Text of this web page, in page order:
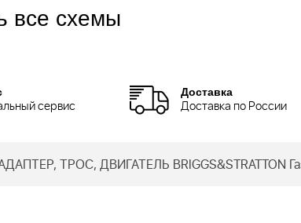
все схемы
сервис
Доставка
Доставка по России
ТРОС, ДВИГАТЕЛЬ BRIGGS&STRATTON